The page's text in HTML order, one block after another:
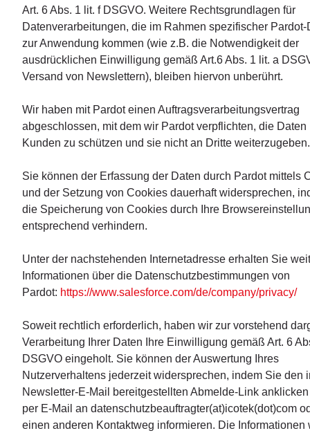
Art. 6 Abs. 1 lit. f DSGVO. Weitere Rechtsgrundlagen für
Datenverarbeitungen, die im Rahmen spezifischer Pardot-
zur Anwendung kommen (wie z.B. die Notwendigkeit der
ausdrücklichen Einwilligung gemäß Art.6 Abs. 1 lit. a
Versand von Newslettern), bleiben hiervon unberührt.
Wir haben mit Pardot einen Auftragsverarbeitungsvertrag
abgeschlossen, mit dem wir Pardot verpflichten, die Daten
Kunden zu schützen und sie nicht an Dritte weiterzugeben.
Sie können der Erfassung der Daten durch Pardot mittels
und der Setzung von Cookies dauerhaft widersprechen,
die Speicherung von Cookies durch Ihre
entsprechend verhindern.
Unter der nachstehenden Internetadresse erhalten Sie
Informationen über die Datenschutzbestimmungen von
Pardot: https://www.salesforce.com/de/company/privacy/
Soweit rechtlich erforderlich, haben wir zur vorstehend
Verarbeitung Ihrer Daten Ihre Einwilligung gemäß Art. 6
DSGVO eingeholt. Sie können der Auswertung Ihres
Nutzerverhaltens jederzeit widersprechen, indem Sie den
Newsletter-E-Mail bereitgestellten Abmelde-Link
per E-Mail an datenschutzbeauftragter(at)icotek(dot)com
einen anderen Kontaktweg informieren. Die Informationen